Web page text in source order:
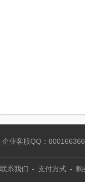
企业客服QQ：800166366
联系我们 - 支付方式 - 购